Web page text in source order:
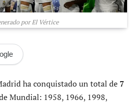
por El Vértice
ha conquistado un total de7
Mundial: 1958, 1966, 1998,